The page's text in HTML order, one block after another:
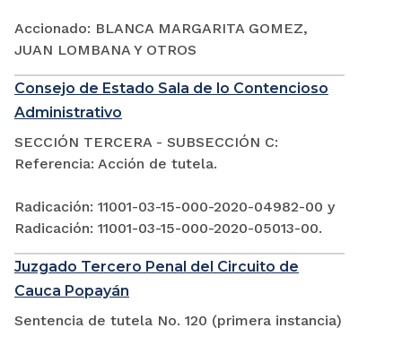
Accionado: BLANCA MARGARITA GOMEZ,
JUAN LOMBANA Y OTROS
Consejo de Estado Sala de lo Contencioso
Administrativo
SECCIÓN TERCERA - SUBSECCIÓN C:
Referencia: Acción de tutela.
Radicación: 11001-03-15-000-2020-04982-00 y
Radicación: 11001-03-15-000-2020-05013-00.
Juzgado Tercero Penal del Circuito de
Cauca Popayán
Sentencia de tutela No. 120 (primera instancia)